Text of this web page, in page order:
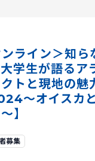
ライン＞知ら
学生が語るア
トと現地の魅
〜オイスカ
】
募集